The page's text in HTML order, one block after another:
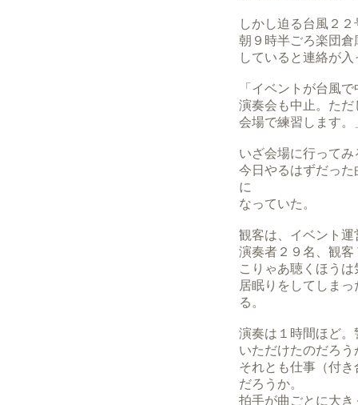
しかし迫る台風２２
朝９時半ごろ楽団
していると連絡が入
「イベントが台風
演奏会も中止。た
会場で練習します。
いざ会場に行って
今日やるはずだっ
に
なっていた。
観客は、イベント
演奏者２９名、観客
こりゃあ聴くほう
居眠りをしてしま
る。
演奏は１時間ほど
いただけたのだろう
それとも仕事（付
だろうか。
拍手が曲ごとに大